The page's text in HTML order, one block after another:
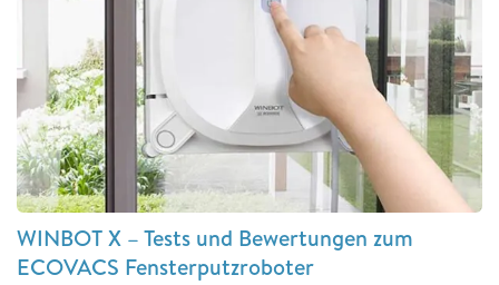
WINBOT X – Tests und Bewertungen zum
ECOVACS Fensterputzroboter